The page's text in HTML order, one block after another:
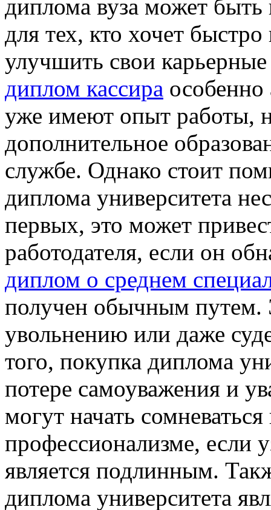
диплома вуза может быть
для тех, кто хочет
улучшить свои
диплом кассира особенно
уже имеют опыт работы,
дополнительное
службе. Однако стоит
диплома университета
первых, это может
работодателя, если он
диплом о среднем
получен обычным путем.
увольнению или даже
того, покупка диплома
потере самоуважения и
могут начать
профессионализме, если
является подлинным.
диплома университета